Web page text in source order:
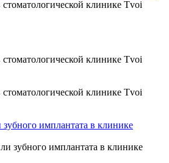
зубного имплантата в клинике